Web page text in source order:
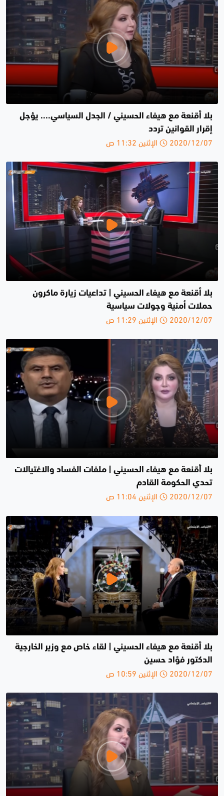
بلا أقنعة مع هيفاء الحسيني / الجدل السياسي.... يؤجل
إقرار القوانين ‎تردد
2020/12/07 الإثنين 11:32 ص
بلا أقنعة مع هيفاء الحسيني | تداعيات زيارة ماكرون
حملات أمنية وجولات سياسية
2020/12/07 الإثنين 11:29 ص
بلا أقنعة مع هيفاء الحسيني | ملفات الفساد والاغتيالات
تحدي الحكومة القادم
2020/12/07 الإثنين 11:04 ص
بلا أقنعة مع هيفاء الحسيني | لقاء خاص مع وزير الخارجية
الدكتور فؤاد حسين
2020/12/07 الإثنين 10:59 ص